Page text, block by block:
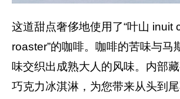
这道甜点奢侈地使用了“叶山 inuit
roaster”的咖啡。咖啡的苦味与马
味交织出成熟大人的风味。内部
巧克力冰淇淋，为您带来从头到